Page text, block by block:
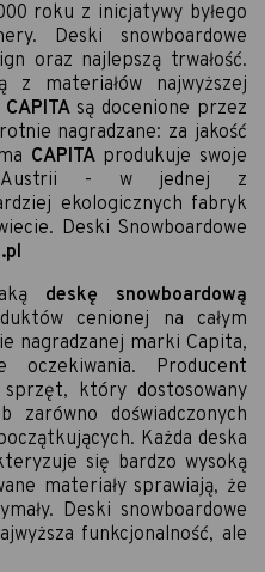
roku z inicjatywy byłego
Deski snowboardowe
oraz najlepszą trwałość.
z materiałów najwyższej
CAPITAsą docenione przez
nagradzane: za jakość
CAPITAprodukuje swoje
- w jednej z
ekologicznych fabryk
Deski Snowboardowe
deskę snowboardową
cenionej na całym
nagradzanej marki Capita,
oczekiwania. Producent
który dostosowany
doświadczonych
Każda deska
się bardzo wysoką
materiały sprawiają, że
Deski snowboardowe
funkcjonalność, ale